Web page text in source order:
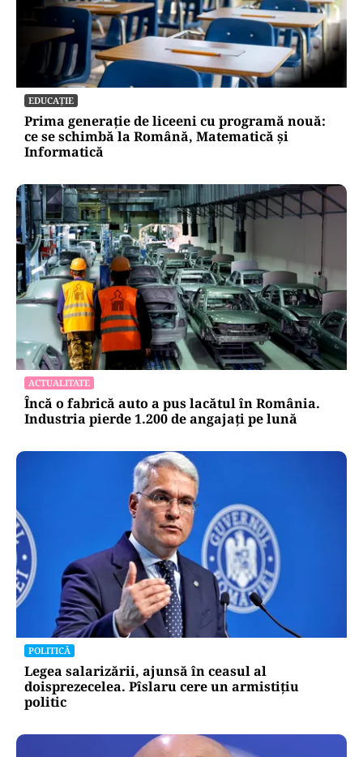
EDUCAȚIE
Prima generație de liceeni cu programă nouă:
ce se schimbă la Română, Matematică și
Informatică
ACTUALITATE
Încă o fabrică auto a pus lacătul în România.
Industria pierde 1.200 de angajați pe lună
POLITICĂ
Legea salarizării, ajunsă în ceasul al
doisprezecelea. Pîslaru cere un armistițiu
politic